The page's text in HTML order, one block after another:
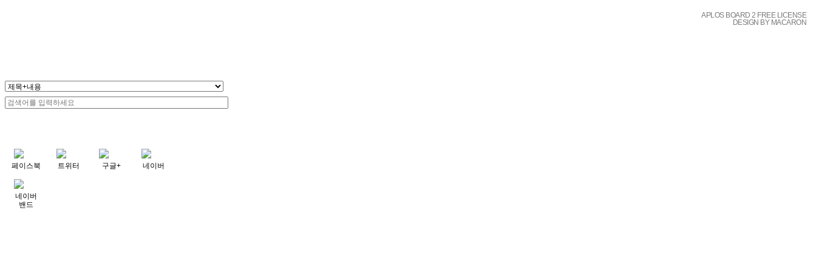
APLOS BOARD 2 FREE LICENSE
DESIGN BY MACARON
페이스북 트위터 구글+ 네이버
네이버
밴드